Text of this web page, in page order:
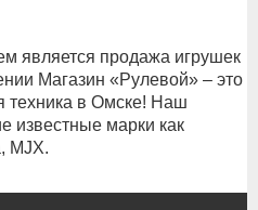
является продажа игрушек
Магазин «Рулевой» – это
техника в Омске! Наш
известные марки как
MJX.